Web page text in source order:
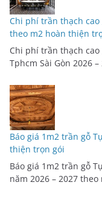
Chi phí trần thạch
theo m2 hoàn thiện
Chi phí trần thạch
Tphcm Sài Gòn 2026
Báo giá 1m2 trần gỗ
thiện trọn gói
Báo giá 1m2 trần gỗ
năm 2026 – 2027